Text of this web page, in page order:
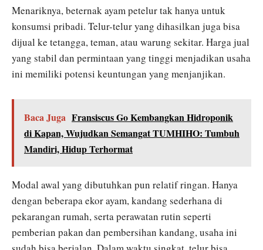
Menariknya, beternak ayam petelur tak hanya untuk
konsumsi pribadi. Telur-telur yang dihasilkan juga bisa
dijual ke tetangga, teman, atau warung sekitar. Harga jual
yang stabil dan permintaan yang tinggi menjadikan usaha
ini memiliki potensi keuntungan yang menjanjikan.
Baca Juga Fransiscus Go Kembangkan Hidroponik
di Kapan, Wujudkan Semangat TUMHIHO: Tumbuh
Mandiri, Hidup Terhormat
Modal awal yang dibutuhkan pun relatif ringan. Hanya
dengan beberapa ekor ayam, kandang sederhana di
pekarangan rumah, serta perawatan rutin seperti
pemberian pakan dan pembersihan kandang, usaha ini